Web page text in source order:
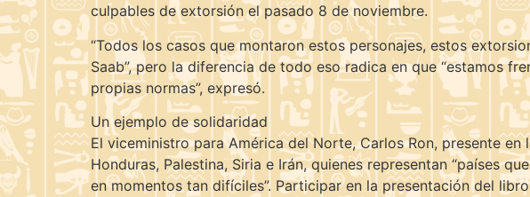
culpables de extorsión el pasado 8 de noviembre.
“Todos los casos que montaron estos personajes, estos
Saab”, pero la diferencia de todo eso radica en que “estamos
propias normas”, expresó.
Un ejemplo de solidaridad
El viceministro para América del Norte, Carlos Ron, presente
Honduras, Palestina, Siria e Irán, quienes representan “países
en momentos tan difíciles”. Participar en la presentación del